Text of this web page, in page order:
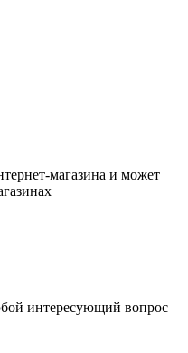
магазина и может
интересующий вопрос